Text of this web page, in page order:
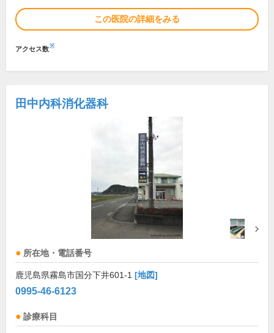
この医院の詳細をみる
アクセス数※
田中内科消化器科
所在地・電話番号
鹿児島県霧島市国分下井601-1 [地図]
0995-46-6123
診療科目